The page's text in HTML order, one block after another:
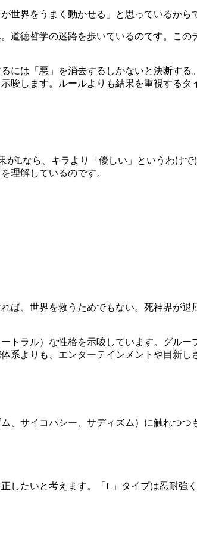
世界をうまく動かせる」と思っているから
道徳哲学の迷路を歩いているのです。この
には「悪」を消去するしかないと決断する
唆します。ルールよりも結果を重視するタ
Lなら、キラより「優しい」というわけ
理解しているのです。
ば、世界を救うためでもない。死神界が退
トラル）な性格を示唆しています。グルー
よりも、エンターテインメントや目新し
、サイコパシー、サディズム）に触れつつ
したいと考えます。「L」タイプは忍耐強